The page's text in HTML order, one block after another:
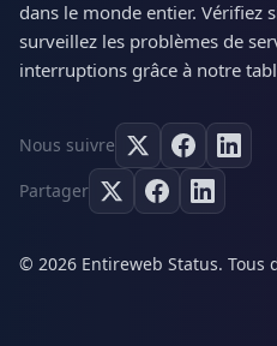
dans le monde entier. Vérifiez
surveillez les problèmes de
interruptions grâce à notre
Nous suivre
Partager
© 2026 Entireweb Status. Tous